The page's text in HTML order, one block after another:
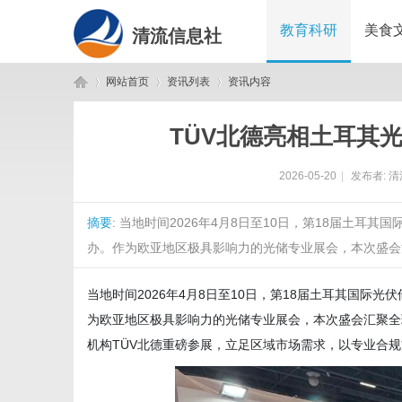
清流信息社 教育科研 美食
网站首页 资讯列表 资讯内容
TÜV北德亮相土耳其
2026-05-20 发布者: 清
摘要: 当地时间2026年4月8日至10日，第18届土耳其国
办。作为欧亚地区极具影响力的光储专业展会，本次盛
当地时间2026年4月8日至10日，第18届土耳其国际光
为欧亚地区极具影响力的光储专业展会，本次盛会汇聚
机构TÜV北德重磅参展，立足区域市场需求，以专业合